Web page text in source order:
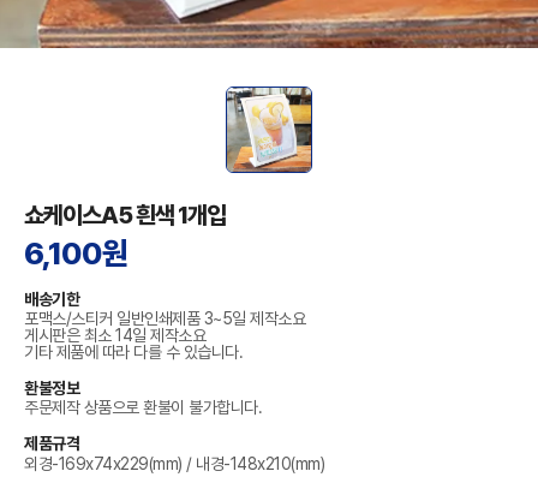
쇼케이스A5 흰색 1개입
6,100원
배송기한
포맥스/스티커 일반인쇄제품 3~5일 제작소요
게시판은 최소 14일 제작소요
기타 제품에 따라 다를 수 있습니다.
환불정보
주문제작 상품으로 환불이 불가합니다.
제품규격
외경-169x74x229(mm) / 내경-148x210(mm)